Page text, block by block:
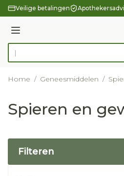
Ga naar de inhoud
Veilige betalingen
Menu
Product, merk, categorie...
Home / Geneesmiddelen /
Spieren en
Filteren